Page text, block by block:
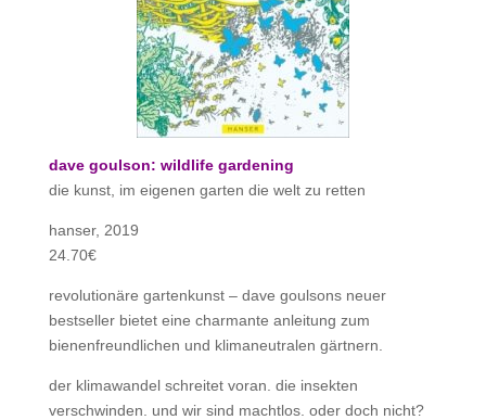
dave goulson: wildlife gardening
die kunst, im eigenen garten die welt zu retten
hanser, 2019
24.70€
revolutionäre gartenkunst – dave goulsons neuer
bestseller bietet eine charmante anleitung zum
bienenfreundlichen und klimaneutralen gärtnern.
der klimawandel schreitet voran. die insekten
verschwinden. und wir sind machtlos. oder doch nicht?